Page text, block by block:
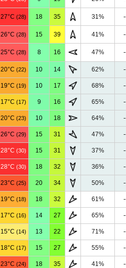
27°C (28) 18 35 31%
26°C (28) 15 39 41%
25°C (28) 8 16 47%
20°C (22) 10 14 62%
19°C (19) 10 17 68%
17°C (17) 9 16 65%
20°C (23) 10 18 64%
26°C (29) 15 31 47%
28°C (30) 15 31 37%
28°C (30) 18 32 36%
23°C (25) 20 34 50%
19°C (18) 18 32 61%
17°C (16) 14 27 65%
15°C (14) 13 22 71%
18°C (17) 15 27 55%
23°C (24) 18 35 41%